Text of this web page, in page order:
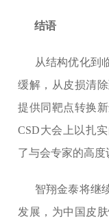
结语
从结构优化到
缓解，从皮损清
提供同靶点转换
CSD大会上以扎
了与会专家的高度
智翔金泰将继
发展，为中国皮